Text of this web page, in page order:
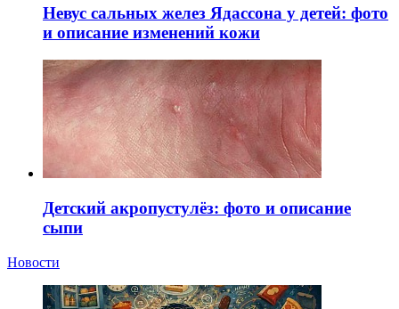
Невус сальных желез Ядассона у детей: фото
и описание изменений кожи
Детский акропустулёз: фото и описание
сыпи
Новости